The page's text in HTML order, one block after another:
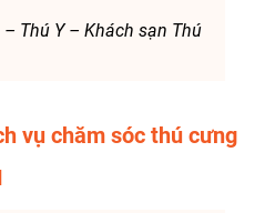
– Thú Y – Khách sạn Thú
vụ chăm sóc thú cưng